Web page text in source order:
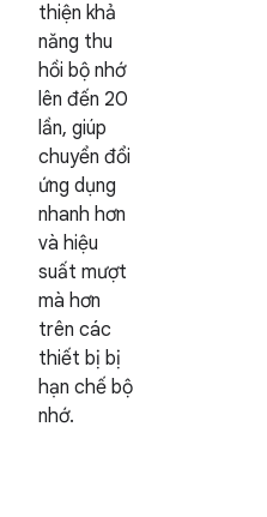
thiện khả
năng thu
hồi bộ nhớ
lên đến 20
lần, giúp
chuyển đổi
ứng dụng
nhanh hơn
và hiệu
suất mượt
mà hơn
trên các
thiết bị bị
hạn chế bộ
nhớ.